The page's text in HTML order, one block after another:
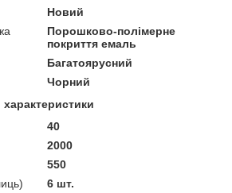
Новий
Порошково-полімерне
покриття емаль
Багатоярусний
Чорний
40
2000
550
6 шт.